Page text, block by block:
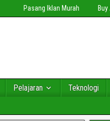
Pasang Iklan Murah
Pelajaran Teknologi